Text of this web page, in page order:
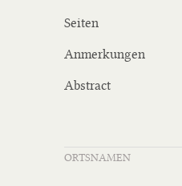
Seiten
Anmerkungen
Abstract
ORTSNAMEN